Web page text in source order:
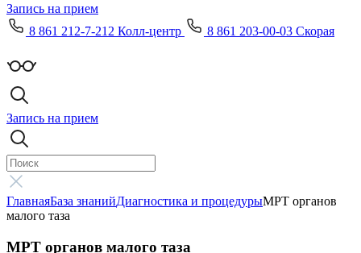
Запись на прием
8 861 212-7-212 Колл-центр
8 861 203-00-03 Скорая
Запись на прием
ГлавнаяБаза знанийДиагностика и процедурыМРТ органов
малого таза
МРТ органов малого таза